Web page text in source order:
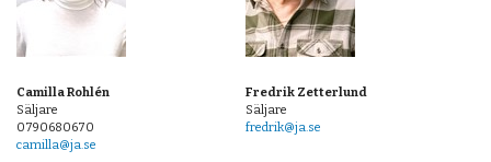
Camilla Rohlén
Säljare
0790680670
camilla@ja.se
Fredrik Zetterlund
Säljare
fredrik@ja.se